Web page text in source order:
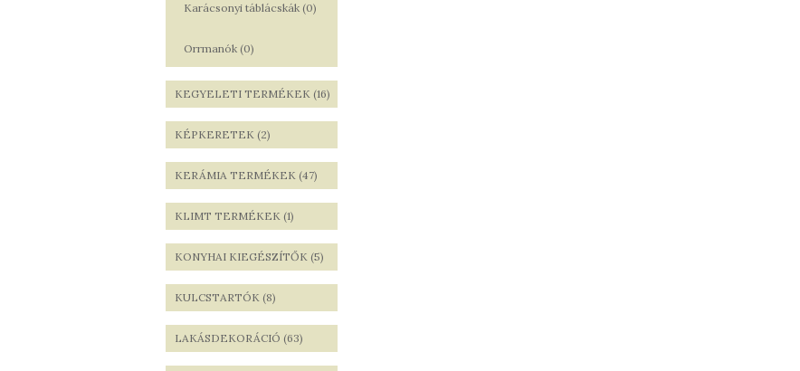
Karácsonyi táblácskák (0)
Orrmanók (0)
KEGYELETI TERMÉKEK (16)
KÉPKERETEK (2)
KERÁMIA TERMÉKEK (47)
KLIMT TERMÉKEK (1)
KONYHAI KIEGÉSZÍTŐK (5)
KULCSTARTÓK (8)
LAKÁSDEKORÁCIÓ (63)